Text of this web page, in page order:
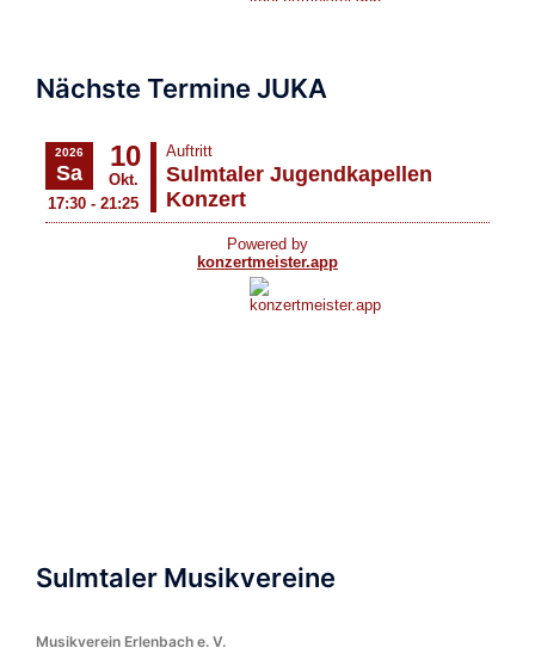
Nächste Termine JUKA
Sulmtaler Musikvereine
Musikverein Erlenbach e. V.